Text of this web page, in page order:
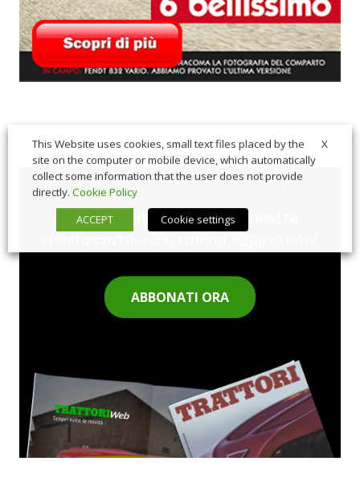
Sfoglia comodamente la nostra
rivista cartacea e rimani aggiornato!
ABBONATI ORA
X
This Website uses cookies, small text files placed by the
site on the computer or mobile device, which automatically
collect some information that the user does not provide
directly. Cookie Policy
ACCEPT
Cookie settings